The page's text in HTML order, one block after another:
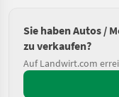
Sie haben Autos /
zu verkaufen?
Auf Landwirt.com